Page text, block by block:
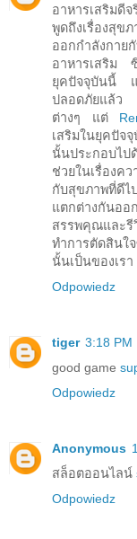
อาหารเสริมดี
พูดถึงเรื่องสุข
ออกกำลังกาย
อาหารเสริม
ยุคปัจจุบันนี้
ปลอดภัยแล้ว
ต่างๆ แต่
เสริมในยุคปัจ
นั้นประกอบไป
ช่วยในเรื่องค
กับสุขภาพที่ดีไ
แตกต่างกันออ
สรรพคุณและรี
ทำการตัดสินใ
นั้นเป็นของเรา
Odpowiedz
tiger 3:18 PM
good game
Odpowiedz
Anonymous
สล็อตออนไลน์
Odpowiedz